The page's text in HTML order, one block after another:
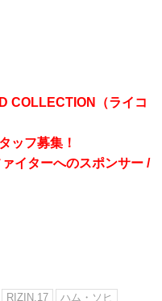
COLLECTION（ライコ
ッフ募集！
イターへのスポンサー /
RIZIN.17 ハム・ソヒ